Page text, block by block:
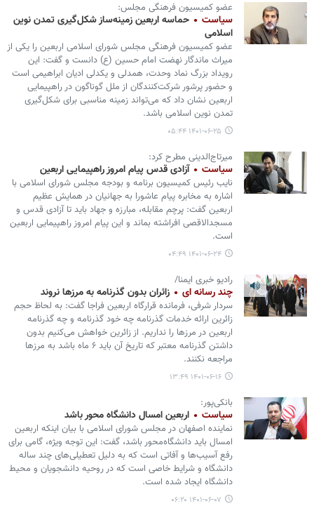
عضو کمیسیون فرهنگی مجلس:
سیاست
حماسه اربعین زمینه‌ساز شکل‌گیری تمدن نوین
اسلامی
عضو کمیسیون فرهنگی مجلس شورای اسلامی اربعین را یکی از
میراث ماندگار نهضت امام حسین (ع) دانست و گفت: این
رویداد بزرگ نماد وحدت، همدلی و یکدلی ادیان ابراهیمی است
و حضور پرشور شرکت‌کنندگان از ملل گوناگون در راهپیمایی
اربعین نشان داد که می‌تواند زمینه مناسبی برای شکل‌گیری
تمدن نوین اسلامی باشد.
۱۴۰۱-۰۶-۲۵ ۰۵:۴۴
میرتاج‌الدینی مطرح کرد:
سیاست آزادی قدس پیام امروز راهپیمایی اربعین
نایب رئیس کمیسیون برنامه و بودجه مجلس شورای اسلامی با
اشاره به مخابره پیام عاشورا به جهانیان در همایش عظیم
اربعین گفت: پرچم مقابله، مبارزه و جهاد باید تا آزادی قدس و
مسجدالاقصی افراشته بماند و این پیام امروز راهپیمایی اربعین
است.
۱۴۰۱-۰۶-۲۴ ۰۴:۴۹
رادیو خبری ایمنا/
چند رسانه ای زائران بدون گذرنامه‌ به مرزها نروند
سردار شرفی، فرمانده قرارگاه اربعین فراجا گفت: به لحاظ حجم
زائرین ارائه خدمات گذرنامه چه خود گذرنامه و چه گذرنامه
اربعین در مرزها را نداریم. از زائرین خواهش می‌کنیم بدون
داشتن گذرنامه معتبر که تاریخ آن باید ۶ ماه باشد به مرزها
مراجعه نکنند.
۱۴۰۱-۰۶-۱۶ ۱۳:۴۹
بانکی‌پور:
سیاست اربعین امسال دانشگاه محور باشد
نماینده اصفهان در مجلس شورای اسلامی با بیان اینکه اربعین
امسال باید دانشگاه‌محور باشد، گفت: این توجه ویژه، گامی برای
رفع آسیب‌ها و آفاتی است که به دلیل تعطیلی‌های چند ساله
دانشگاه و شرایط خاصی است که در روحیه دانشجویان و محیط
دانشگاه ایجاد شده است.
۱۴۰۱-۰۶-۰۷ ۰۶:۲۰